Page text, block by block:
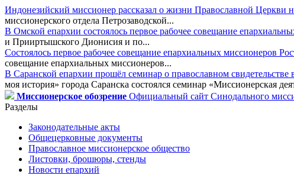
Индонезийский миссионер рассказал о жизни Православной Церкви
миссионерского отдела Петрозаводской...
В Омской епархии состоялось первое рабочее совещание
и Прииртышского Дионисия и по...
Состоялось первое рабочее совещание епархиальных миссионеров
совещание епархиальных миссионеров...
В Саранской епархии прошёл семинар о православном
моя история» города Саранска состоялся семинар «Миссионерская
Миссионерское обозрение Официальный сайт Синодального
Разделы
Законодательные акты
Общецерковные документы
Православное миссионерское общество
Листовки, брошюры, стенды
Новости епархий